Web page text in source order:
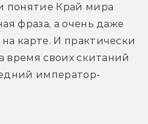
понятие Край мира
фраза, а очень даже
карте. И практически
время своих скитаний
император-